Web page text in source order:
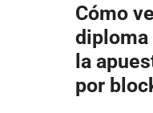
Cómo
diploma
la
por